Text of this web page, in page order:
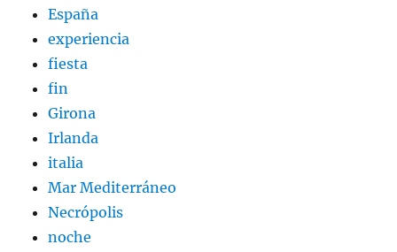
España
experiencia
fiesta
fin
Girona
Irlanda
italia
Mar Mediterráneo
Necrópolis
noche